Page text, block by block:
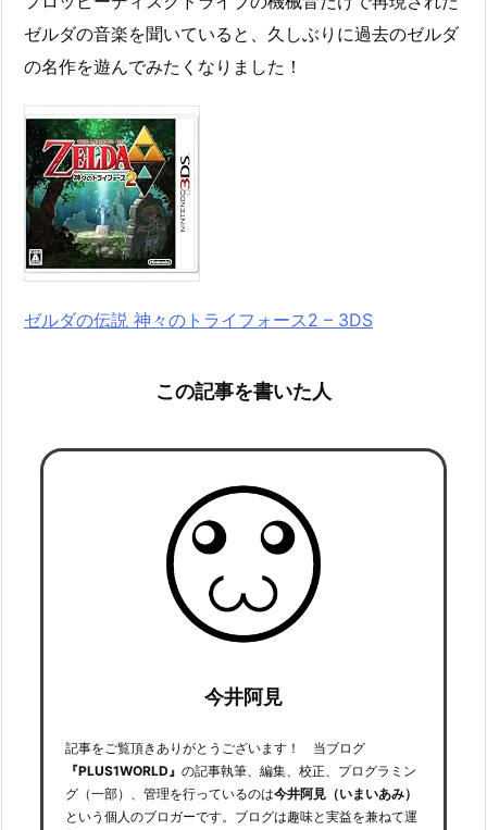
ゼルダの音楽を聞いていると、久しぶりに過去のゼルダ
の名作を遊んでみたくなりました！
ゼルダの伝説 神々のトライフォース2 – 3DS
この記事を書いた人
今井阿見
記事をご覧頂きありがとうございます！ 当ブログ
『PLUS1WORLD』 の記事執筆、編集、校正、プログラミン
グ（一部）、管理を行っているのは今井阿見（いまいあみ）
という個人のブロガーです。ブログは趣味と実益を兼ねて運